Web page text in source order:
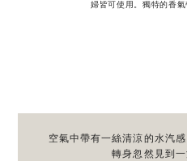
婦皆可使用。獨特的香氣
空氣中帶有一絲清涼的水汽
轉身忽然見到一